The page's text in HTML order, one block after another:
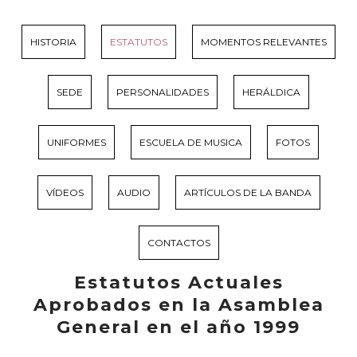
HISTORIA ESTATUTOS MOMENTOS RELEVANTES
SEDE PERSONALIDADES HERÁLDICA
UNIFORMES ESCUELA DE MUSICA FOTOS
VÍDEOS AUDIO ARTÍCULOS DE LA BANDA
CONTACTOS
Estatutos Actuales
Aprobados en la Asamblea
General en el año 1999